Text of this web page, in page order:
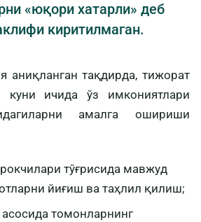
«юқори хатарли» деб
киритилмаган.
аниқланган тақдирда, тижорат
ичида ўз имкониятлари
амалга ошириши
тўғрисида мавжуд
йиғиш ва таҳлил қилиш;
томонларнинг